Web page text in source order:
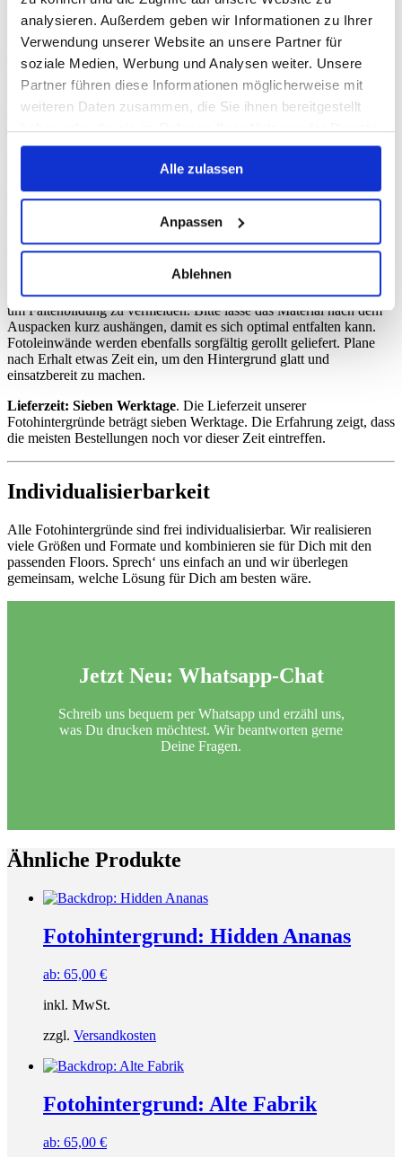
analysieren. Außerdem geben wir Informationen zu Ihrer
Verwendung unserer Website an unsere Partner für
soziale Medien, Werbung und Analysen weiter. Unsere
Partner führen diese Informationen möglicherweise mit
weiteren Daten zusammen, die Sie ihnen bereitgestellt
haben oder die sie im Rahmen Ihrer Nutzung der Dienste
gesammelt haben.
Alle zulassen
Anpassen
Ablehnen
Für langanhaltende beste Ergebnisse bewahre Deine
Fotohintergründe stets gerollt oder plan liegend auf, um Falten und
Knicke zu vermeiden. Vinyl-Hintergründe werden idealerweise
aufgerollt und trocken gelagert. Fotoleinwände sollten ebenfalls
gerollt, jedoch mit einem Schutzpapier zwischen den Lagen,
gelagert werden, um Druckstellen zu vermeiden.
Hintergrundsystemen oder Klebeband befestigen. Achte bei Vinyl
auf eine glatte Aufhängung, um Lichtreflexe besser kontrollieren zu
Spannung, damit die Struktur zur Geltung kommt.
Versand & Lieferung
Unsere Fotohintergründe werden grundsätzlich gerollt versendet,
um Faltenbildung zu vermeiden. Bitte lasse das Material nach dem
Auspacken kurz aushängen, damit es sich optimal entfalten kann.
Fotoleinwände werden ebenfalls sorgfältig gerollt geliefert. Plane
nach Erhalt etwas Zeit ein, um den Hintergrund glatt und
einsatzbereit zu machen.
Lieferzeit: Sieben Werktage. Die Lieferzeit unserer
Fotohintergründe beträgt sieben Werktage. Die Erfahrung zeigt, dass
die meisten Bestellungen noch vor dieser Zeit eintreffen.
Individualisierbarkeit
Alle Fotohintergründe sind frei individualisierbar. Wir realisieren
viele Größen und Formate und kombinieren sie für Dich mit den
passenden Floors. Sprech‘ uns einfach an und wir überlegen
gemeinsam, welche Lösung für Dich am besten wäre.
Jetzt Neu: Whatsapp-Chat
Schreib uns bequem per Whatsapp und erzähl uns,
was Du drucken möchtest. Wir beantworten gerne
Deine Fragen.
Ähnliche Produkte
Fotohintergrund: Hidden Ananas
ab: 65,00 €
inkl. MwSt.
zzgl. Versandkosten
Fotohintergrund: Alte Fabrik
ab: 65,00 €